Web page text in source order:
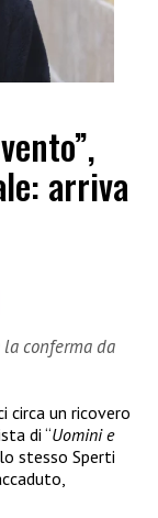
arriva
conferma da
circa un ricovero
di “Uomini e
stesso Sperti